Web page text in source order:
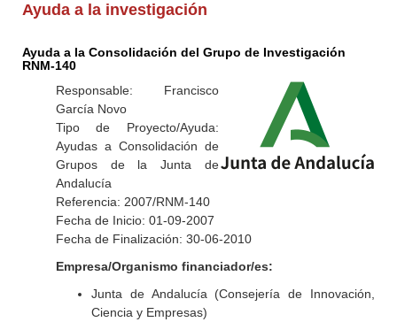
Ayuda a la investigación
Ayuda a la Consolidación del Grupo de Investigación
RNM-140
Responsable: Francisco
García Novo
Tipo de Proyecto/Ayuda:
Ayudas a Consolidación de
Grupos de la Junta de
Andalucía
Referencia: 2007/RNM-140
Fecha de Inicio: 01-09-2007
Fecha de Finalización: 30-06-2010
Empresa/Organismo financiador/es:
Junta de Andalucía (Consejería de Innovación,
Ciencia y Empresas)